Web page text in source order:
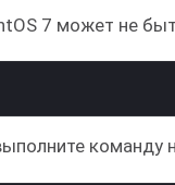
7 может не